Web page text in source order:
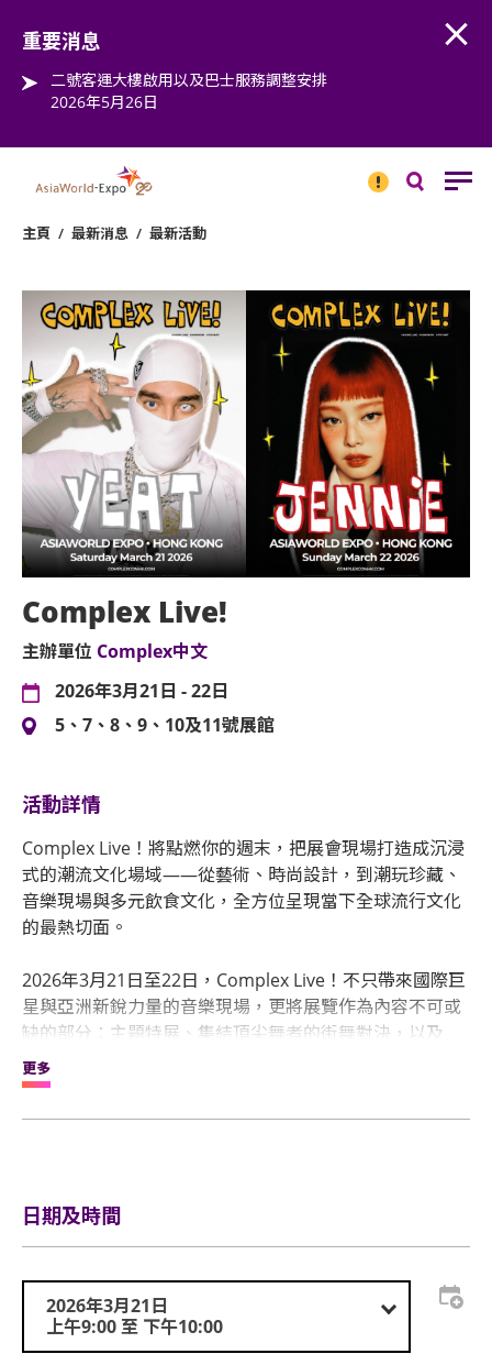
重要消息
二號客運大樓啟用以及巴士服務調整安排
2026年5月26日
消息
主頁 / 最新消息 / 最新活動
Complex Live!
主辦單位 Complex中文
2026年3月21日 - 22日
5、7、8、9、10及11號展館
活動詳情
Complex Live！將點燃你的週末，把展會現場打造成沉浸
式的潮流文化場域——從藝術、時尚設計，到潮玩珍藏、
音樂現場與多元飲食文化，全方位呈現當下全球流行文化
的最熱切面。
2026年3月21日至22日，Complex Live！不只帶來國際巨
星與亞洲新銳力量的音樂現場，更將展覽作為內容不可或
缺的部分：主題特展、集結頂尖舞者的街舞對決，以及
Family Style美食節，共同構築一場可看、可逛、可沉浸的
文化體驗。
何流動的入口。
訊請瀏覽 complexconhk.com/complex-live
更多
日期及時間
2026年3月21日
上午9:00 至 下午10:00